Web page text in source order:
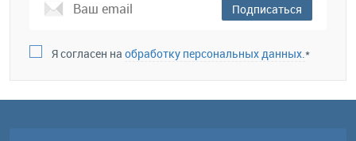
Подписаться
Я согласен на обработку персональных данных. *